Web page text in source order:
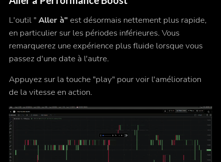
L'outil " Aller à" est désormais nettement plus rapide,
en particulier sur les périodes inférieures. Vous
remarquerez une expérience plus fluide lorsque vous
passez d'une date à l'autre.
Appuyez sur la touche "play" pour voir l'amélioration
de la vitesse en action.